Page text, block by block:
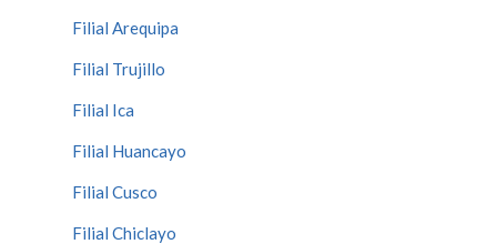
Filial Arequipa
Filial Trujillo
Filial Ica
Filial Huancayo
Filial Cusco
Filial Chiclayo